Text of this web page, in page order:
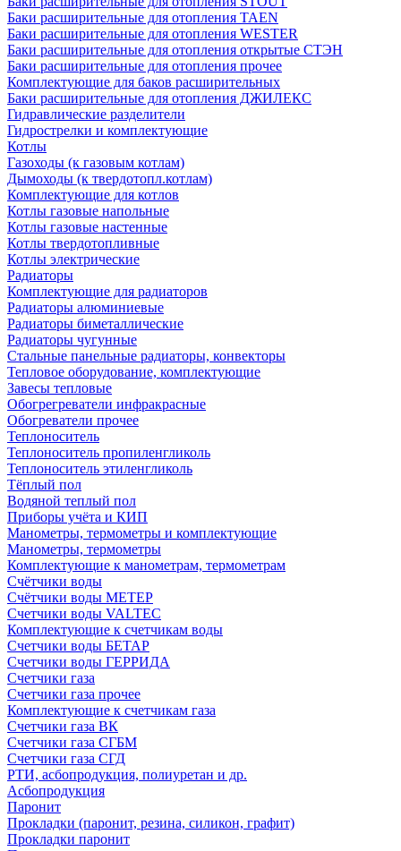
Баки расширительные для отопления TAEN
Баки расширительные для отопления WESTER
Баки расширительные для отопления открытые СТЭН
Баки расширительные для отопления прочее
Комплектующие для баков расширительных
Баки расширительные для отопления ДЖИЛЕКС
Гидравлические разделители
Гидрострелки и комплектующие
Котлы
Газоходы (к газовым котлам)
Дымоходы (к твердотопл.котлам)
Комплектующие для котлов
Котлы газовые напольные
Котлы газовые настенные
Котлы твердотопливные
Котлы электрические
Радиаторы
Комплектующие для радиаторов
Радиаторы алюминиевые
Радиаторы биметаллические
Радиаторы чугунные
Стальные панельные радиаторы, конвекторы
Тепловое оборудование, комплектующие
Завесы тепловые
Обогрегреватели инфракрасные
Обогреватели прочее
Теплоноситель
Теплоноситель пропиленгликоль
Теплоноситель этиленгликоль
Тёплый пол
Водяной теплый пол
Приборы учёта и КИП
Манометры, термометры и комплектующие
Манометры, термометры
Комплектующие к манометрам, термометрам
Счётчики воды
Счётчики воды МЕТЕР
Счетчики воды VALTEC
Комплектующие к счетчикам воды
Счетчики воды БЕТАР
Счетчики воды ГЕРРИДА
Счетчики газа
Счетчики газа прочее
Комплектующие к счетчикам газа
Счетчики газа ВК
Счетчики газа СГБМ
Счетчики газа СГД
РТИ, асбопродукция, полиуретан и др.
Асбопродукция
Паронит
Прокладки (паронит, резина, силикон, графит)
Прокладки паронит